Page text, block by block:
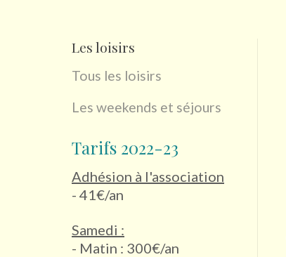
Les loisirs
Tous les loisirs
Les weekends et séjours
Tarifs 2022-23
Adhésion à l'association
- 41€/an
Samedi :
- Matin : 300€/an